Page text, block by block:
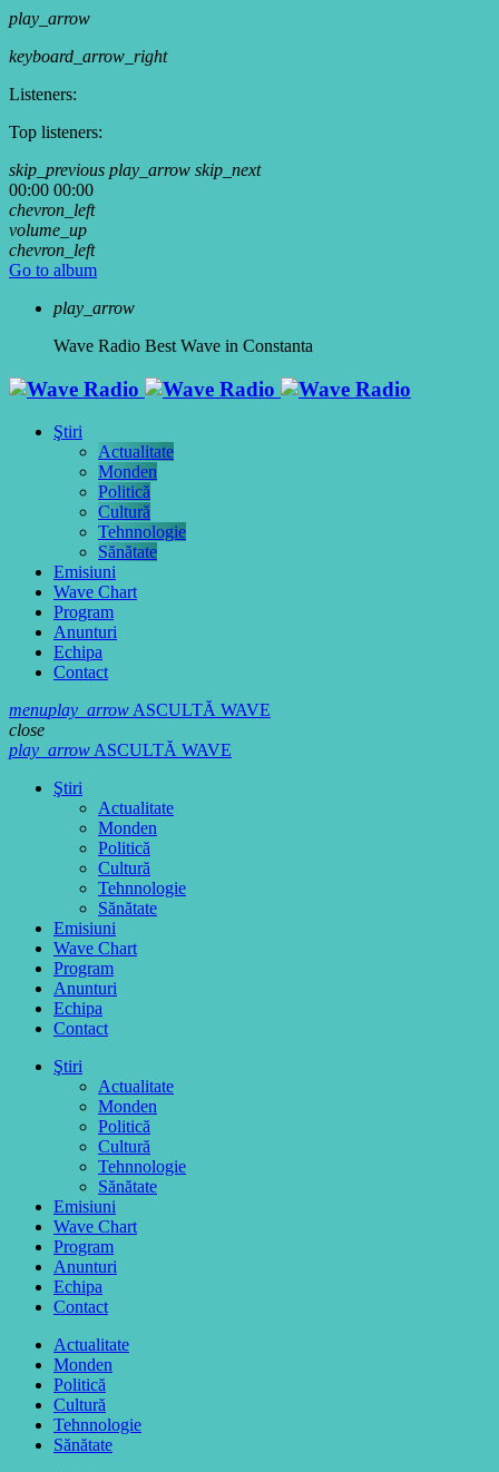
play_arrow
keyboard_arrow_right
Listeners:
Top listeners:
skip_previous play_arrow skip_next
00:00 00:00
chevron_left
volume_up
chevron_left
Go to album
play_arrow
Wave Radio Best Wave in Constanta
Ştiri
Actualitate
Monden
Politică
Cultură
Tehnnologie
Sănătate
Emisiuni
Wave Chart
Program
Anunturi
Echipa
Contact
menuplay_arrowASCULTĂ WAVE
close
play_arrowASCULTĂ WAVE
Ştiri
Actualitate
Monden
Politică
Cultură
Tehnnologie
Sănătate
Emisiuni
Wave Chart
Program
Anunturi
Echipa
Contact
Ştiri
Actualitate
Monden
Politică
Cultură
Tehnnologie
Sănătate
Emisiuni
Wave Chart
Program
Anunturi
Echipa
Contact
Actualitate
Monden
Politică
Cultură
Tehnnologie
Sănătate